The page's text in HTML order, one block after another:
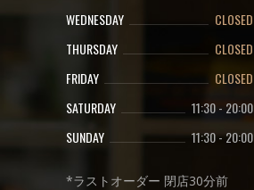
WEDNESDAY
CLOSED
THURSDAY
CLOSED
FRIDAY
CLOSED
SATURDAY
11:30- 20:00
SUNDAY
11:30-20:00
*ラストオーダー 閉店30分前